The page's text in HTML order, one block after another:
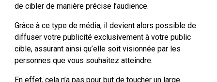
de cibler de manière précise l’audience.
Grâce à ce type de média, il devient alors possible de
diffuser votre publicité exclusivement à votre public
cible, assurant ainsi qu’elle soit visionnée par les
personnes que vous souhaitez atteindre.
En effet, cela n’a pas pour but de toucher un large